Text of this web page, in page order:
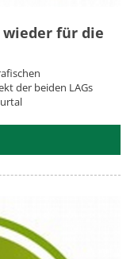
wieder für die
der beiden LAGs